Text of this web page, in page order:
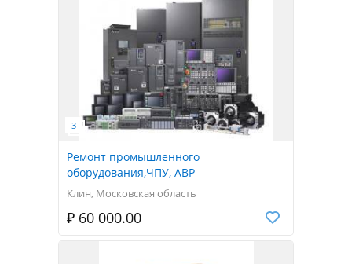
Ремонт промышленного
оборудования,ЧПУ, АВР
Клин, Московская область
₽ 60 000.00